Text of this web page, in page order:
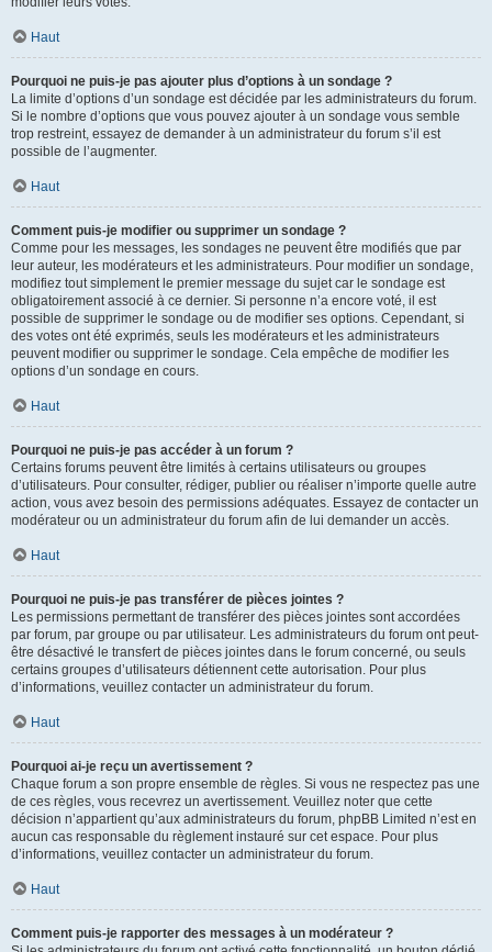
Haut
Pourquoi ne puis-je pas ajouter plus d’options à un sondage ?
La limite d’options d’un sondage est décidée par les administrateurs du forum.
Si le nombre d’options que vous pouvez ajouter à un sondage vous semble
trop restreint, essayez de demander à un administrateur du forum s’il est
possible de l’augmenter.
Haut
Comment puis-je modifier ou supprimer un sondage ?
Comme pour les messages, les sondages ne peuvent être modifiés que par
leur auteur, les modérateurs et les administrateurs. Pour modifier un sondage,
modifiez tout simplement le premier message du sujet car le sondage est
obligatoirement associé à ce dernier. Si personne n’a encore voté, il est
possible de supprimer le sondage ou de modifier ses options. Cependant, si
des votes ont été exprimés, seuls les modérateurs et les administrateurs
peuvent modifier ou supprimer le sondage. Cela empêche de modifier les
options d’un sondage en cours.
Haut
Pourquoi ne puis-je pas accéder à un forum ?
Certains forums peuvent être limités à certains utilisateurs ou groupes
d’utilisateurs. Pour consulter, rédiger, publier ou réaliser n’importe quelle autre
action, vous avez besoin des permissions adéquates. Essayez de contacter un
modérateur ou un administrateur du forum afin de lui demander un accès.
Haut
Pourquoi ne puis-je pas transférer de pièces jointes ?
Les permissions permettant de transférer des pièces jointes sont accordées
par forum, par groupe ou par utilisateur. Les administrateurs du forum ont peut-
être désactivé le transfert de pièces jointes dans le forum concerné, ou seuls
certains groupes d’utilisateurs détiennent cette autorisation. Pour plus
d’informations, veuillez contacter un administrateur du forum.
Haut
Pourquoi ai-je reçu un avertissement ?
Chaque forum a son propre ensemble de règles. Si vous ne respectez pas une
de ces règles, vous recevrez un avertissement. Veuillez noter que cette
décision n’appartient qu’aux administrateurs du forum, phpBB Limited n’est en
aucun cas responsable du règlement instauré sur cet espace. Pour plus
d’informations, veuillez contacter un administrateur du forum.
Haut
Comment puis-je rapporter des messages à un modérateur ?